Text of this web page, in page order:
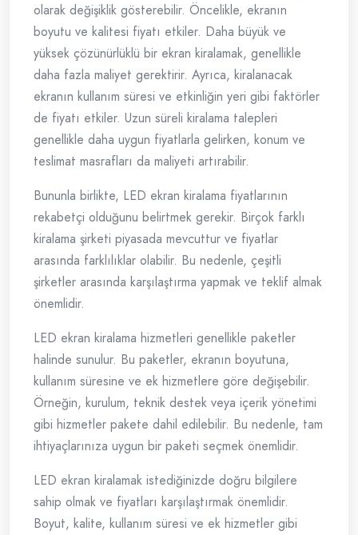
olarak değişiklik gösterebilir. Öncelikle, ekranın
boyutu ve kalitesi fiyatı etkiler. Daha büyük ve
yüksek çözünürlüklü bir ekran kiralamak, genellikle
daha fazla maliyet gerektirir. Ayrıca, kiralanacak
ekranın kullanım süresi ve etkinliğin yeri gibi faktörler
de fiyatı etkiler. Uzun süreli kiralama talepleri
genellikle daha uygun fiyatlarla gelirken, konum ve
teslimat masrafları da maliyeti artırabilir.
Bununla birlikte, LED ekran kiralama fiyatlarının
rekabetçi olduğunu belirtmek gerekir. Birçok farklı
kiralama şirketi piyasada mevcuttur ve fiyatlar
arasında farklılıklar olabilir. Bu nedenle, çeşitli
şirketler arasında karşılaştırma yapmak ve teklif almak
önemlidir.
LED ekran kiralama hizmetleri genellikle paketler
halinde sunulur. Bu paketler, ekranın boyutuna,
kullanım süresine ve ek hizmetlere göre değişebilir.
Örneğin, kurulum, teknik destek veya içerik yönetimi
gibi hizmetler pakete dahil edilebilir. Bu nedenle, tam
ihtiyaçlarınıza uygun bir paketi seçmek önemlidir.
LED ekran kiralamak istediğinizde doğru bilgilere
sahip olmak ve fiyatları karşılaştırmak önemlidir.
Boyut, kalite, kullanım süresi ve ek hizmetler gibi